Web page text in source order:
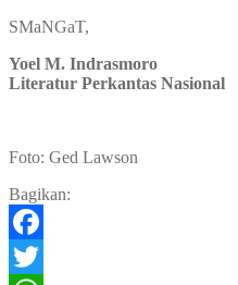
SMaNGaT,
Yoel M. Indrasmoro
Literatur Perkantas Nasional
Foto: Ged Lawson
Bagikan:
Facebook